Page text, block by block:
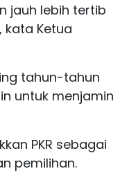
jauh lebih tertib
Ketua
tahun-tahun
untuk menjamin
PKR sebagai
pemilihan.